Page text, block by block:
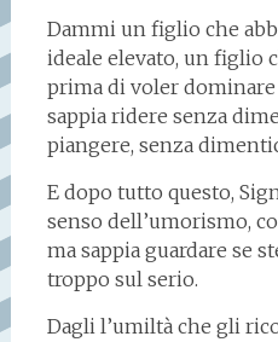
Dammi un figlio che
ideale elevato, un figlio
prima di voler
sappia ridere senza
piangere, senza
E dopo tutto questo,
senso dell’umorismo,
ma sappia guardare se
troppo sul serio.
Dagli l’umiltà che gli